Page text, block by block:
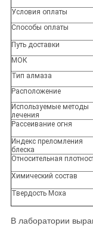
Условия оплаты
Способы оплаты
Путь доставки
МОК
Тип алмаза
Расположение
Используемые методы
лечения
Рассеивание огня
Индекс преломления
блеска
Относительная
Химический состав
Твердость Моха
В лаборатории